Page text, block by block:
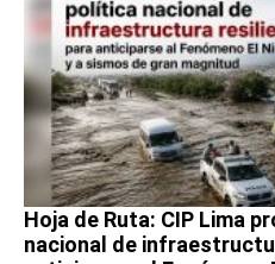
Hoja de Ruta: CIP Lima
nacional de